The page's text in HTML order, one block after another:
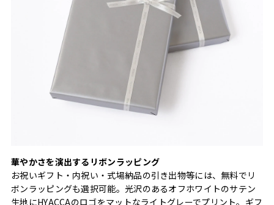
華やかさを演出するリボンラッピング
お祝いギフト・内祝い・式場納品の引き出物等には、無料でリ
ボンラッピングも選択可能。光沢のあるオフホワイトのサテン
生地にHYACCAのロゴをマットなライトグレーでプリント。ギフ